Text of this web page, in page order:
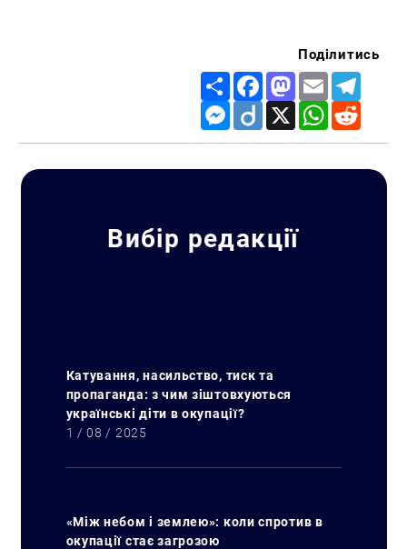
Пошук за запитом:
Поділитись
Share FacebookMastodon
Email
Messenger
Diigo X WhatsApp
Вибір редакції
Катування, насильство, тиск та
пропаганда: з чим зіштовхуються
українські діти в окупації?
1 / 08 / 2025
«Між небом і землею»: коли спротив в
окупації стає загрозою